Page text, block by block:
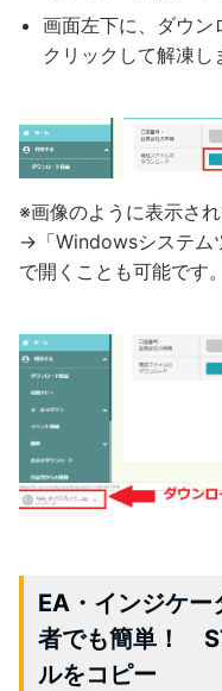
画面左下に、ダウン
クリックして解凍し
※画像のように表示さ
→「Windowsシステム
で開くことも可能です。
EA・インジケ
者でも簡単！
ルをコピー